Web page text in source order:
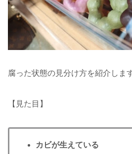
腐った状態の見分け方を紹介しま
【見た目】
カビが生えている